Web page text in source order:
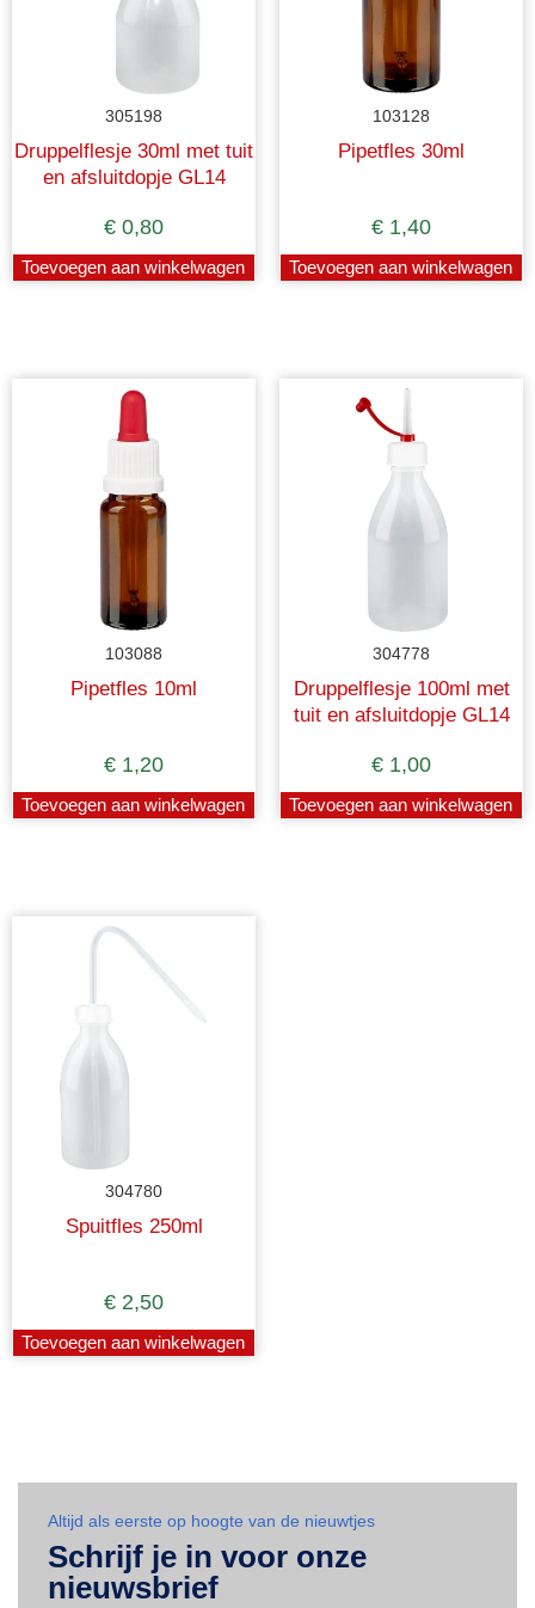
305198
Druppelflesje 30ml met tuit
en afsluitdopje GL14
€ 0,80
Toevoegen aan winkelwagen
103128
Pipetfles 30ml
€ 1,40
Toevoegen aan winkelwagen
103088
Pipetfles 10ml
€ 1,20
Toevoegen aan winkelwagen
304778
Druppelflesje 100ml met
tuit en afsluitdopje GL14
€ 1,00
Toevoegen aan winkelwagen
304780
Spuitfles 250ml
€ 2,50
Toevoegen aan winkelwagen
Altijd als eerste op hoogte van de nieuwtjes
Schrijf je in voor onze
nieuwsbrief